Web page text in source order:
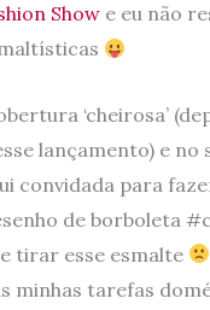
Showe eu não
‘cheirosa’
lançamento) e no
convidada para
de borboleta
tirar esse esmalte
minhas tarefas